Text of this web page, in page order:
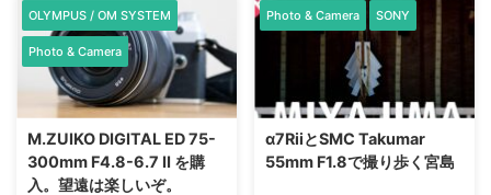
OLYMPUS / OM SYSTEM
Photo & Camera
M.ZUIKO DIGITAL ED 75-
300mm F4.8-6.7 II を購
入。望遠は楽しいぞ。
Photo & Camera SONY
α7RiiとSMC Takumar
55mm F1.8で撮り歩く宮島